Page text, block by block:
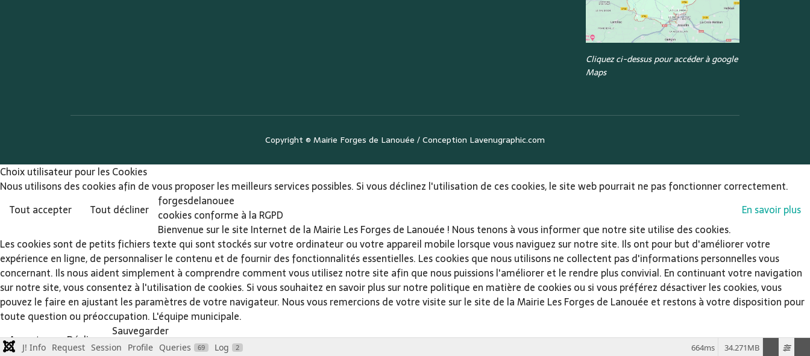
Cliquez ci-dessus pour accéder à google
Maps
Copyright © Mairie Forges de Lanouée / Conception Lavenugraphic.com
Choix utilisateur pour les Cookies
Nous utilisons des cookies afin de vous proposer les meilleurs services possibles. Si vous déclinez l'utilisation de ces cookies, le site web pourrait ne pas fonctionner correctement.
Tout accepter
Tout décliner En savoir plus
forgesdelanouee
cookies conforme à la RGPD
Bienvenue sur le site Internet de la Mairie Les Forges de Lanouée ! Nous tenons à vous informer que notre site utilise des cookies.
Les cookies sont de petits fichiers texte qui sont stockés sur votre ordinateur ou votre appareil mobile lorsque vous naviguez sur notre site. Ils ont pour but d'améliorer votre
expérience en ligne, de personnaliser le contenu et de fournir des fonctionnalités essentielles. Les cookies que nous utilisons ne collectent pas d'informations personnelles vous
concernant. Ils nous aident simplement à comprendre comment vous utilisez notre site afin que nous puissions l'améliorer et le rendre plus convivial. En continuant votre navigation
sur notre site, vous consentez à l'utilisation de cookies. Si vous souhaitez en savoir plus sur notre politique en matière de cookies ou si vous préférez désactiver les cookies, vous
pouvez le faire en ajustant les paramètres de votre navigateur. Nous vous remercions de votre visite sur le site de la Mairie Les Forges de Lanouée et restons à votre disposition pour
toute question ou préoccupation. L'équipe municipale.
Accepter
Décliner
Sauvegarder
J! Info Request Session Profile Queries 69 Log 2 34.271MB
664ms